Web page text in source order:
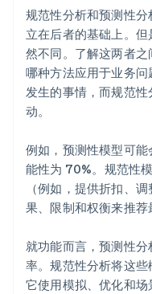
规范性分析和预测性
立在后者的基础上。
然不同。了解这两者
哪种方法应用于业务
发生的事情，而规范
动。
例如，预测性模型可
能性为 70%。规范性
（例如，提供折扣、
果、限制和权衡来推荐
就功能而言，预测性
率。规范性分析将这些
它使用模拟、优化和